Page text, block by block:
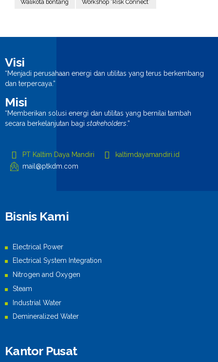
Walikota bontang Workshop “Risk Connect”
Visi
“Menjadi perusahaan energi dan utilitas yang terus berkembang
dan terpercaya.”
Misi
“Memberikan solusi energi dan utilitas yang bernilai tambah
secara berkelanjutan bagi stakeholders .”
PT Kaltim Daya Mandiri
kaltimdayamandiri.id
mail@ptkdm.com
Bisnis Kami
Electrical Power
Electrical System Integration
Nitrogen and Oxygen
Steam
Industrial Water
Demineralized Water
Kantor Pusat